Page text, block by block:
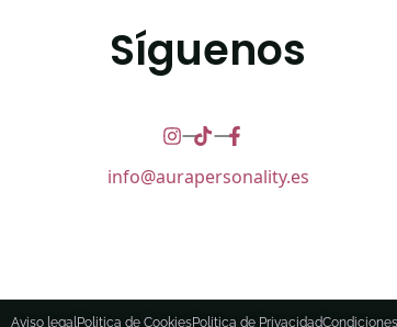
Síguenos
info@aurapersonality.es
Aviso legalPolitica de CookiesPolitica de Privacidad